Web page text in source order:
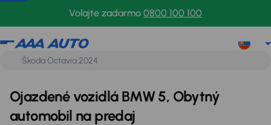
Volajte zadarmo 0800 100 100
BMW
Ojazdené vozidlá BMW 5, Obytný
automobil na predaj